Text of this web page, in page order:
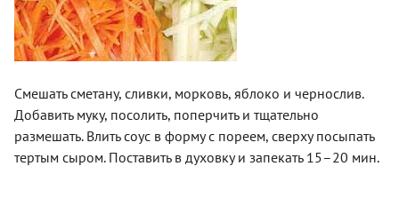
Смешать сметану, сливки, морковь, яблоко и чернослив.
Добавить муку, посолить, поперчить и тщательно
размешать. Влить соус в форму с пореем, сверху посыпать
тертым сыром. Поставить в духовку и запекать 15–20 мин.